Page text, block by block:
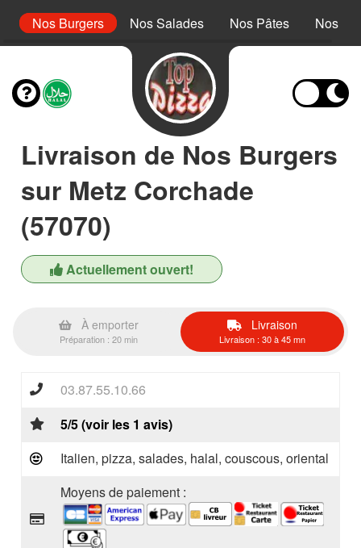
Nos Burgers Nos Salades Nos Pâtes Nos
Livraison de Nos Burgers
sur Metz Corchade
(57070)
Actuellement ouvert!
À emporter
Préparation : 20 min
Livraison
Livraison : 30 à 45 mn
03.87.55.10.66
5/5 (voir les 1 avis)
Italien, pizza, salades, halal, couscous, oriental
Moyens de paiement :